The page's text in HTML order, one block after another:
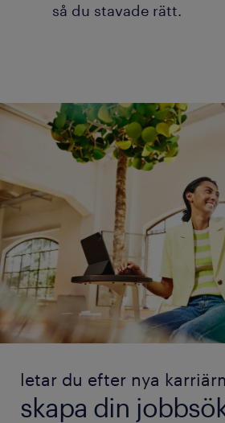
så du stavade rätt.
letar du efter nya
skapa din